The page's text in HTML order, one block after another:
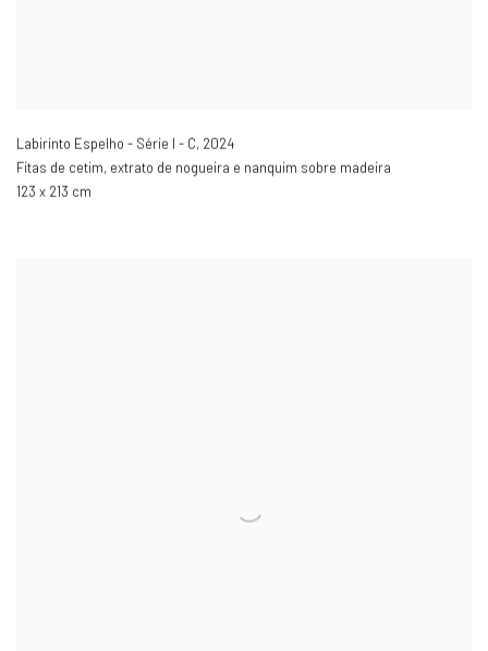
Labirinto Espelho - Série I - C, 2024
Fitas de cetim, extrato de nogueira e nanquim sobre madeira
123 x 213 cm